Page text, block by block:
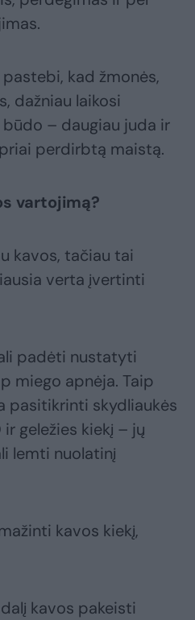
kad žmonės,
dažniau laikosi
– daugiau juda ir
perdirbtą maistą.
vartojimą?
kavos, tačiau tai
verta įvertinti
padėti nustatyti
miego apnėja. Taip
pasitikrinti skydliaukės
geležies kiekį – jų
lemti nuolatinį
kavos kiekį,
kavos pakeisti